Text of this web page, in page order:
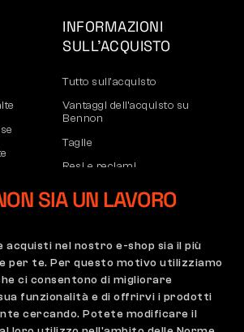
INFORMAZIONI
SULL’ACQUISTO
Tutto sull’acquisto
Vantaggi dell’acquisto su
Bennon
Taglie
Resi e reclami
Trasporto e pagamento
Reclami e garanzia
Regolamento di Reclamo
SIA UN LAVORO
acquisti nel nostro e-shop sia il più
per te. Per questo motivo utilizziamo
ci consentono di migliorare
funzionalità e di offrirvi i prodotti
cercando. Potete modificare il